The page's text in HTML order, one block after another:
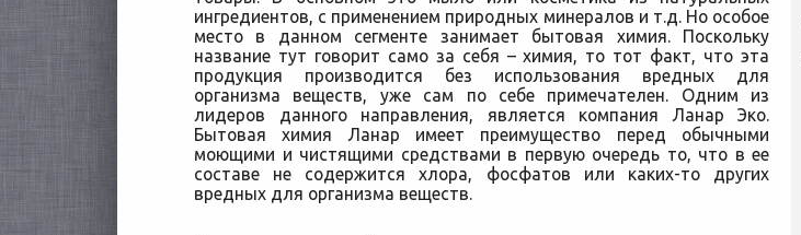
ингредиентов, с применением природных минералов и т.д. Но особое
место в данном сегменте занимает бытовая химия. Поскольку
название тут говорит само за себя – химия, то тот факт, что эта
продукция производится без использования вредных для
организма веществ, уже сам по себе примечателен. Одним из
лидеров данного направления, является компания Ланар Эко.
Бытовая химия Ланар имеет преимущество перед обычными
моющими и чистящими средствами в первую очередь то, что в ее
составе не содержится хлора, фосфатов или каких-то других
вредных для организма веществ.